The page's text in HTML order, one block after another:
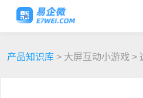
产品知识库 > 大屏互动小游戏 >